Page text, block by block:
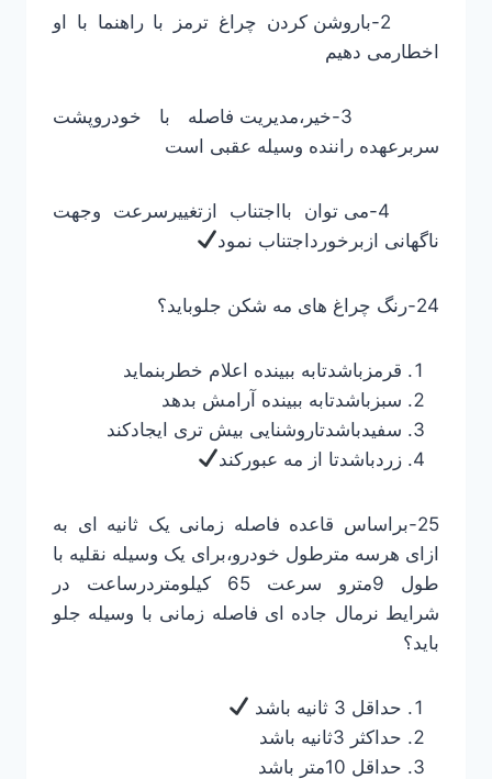
2-باروشن کردن چراغ ترمز با راهنما با او
اخطارمی دهیم
3-خیر،مدیریت فاصله با خودروپشت
سربرعهده راننده وسیله عقبی است
4-می توان بااجتناب ازتغییرسرعت وجهت
ناگهانی ازبرخورداجتناب نمود
24-رنگ چراغ های مه شکن جلوباید؟
قرمزباشدتابه ببینده اعلام خطربنماید
سبزباشدتابه ببینده آرامش بدهد
سفیدباشدتاروشنایی بیش تری ایجادکند
زردباشدتا از مه عبورکند
25-براساس قاعده فاصله زمانی یک ثانیه ای به
ازای هرسه مترطول خودرو،برای یک وسیله نقلیه با
طول 9مترو سرعت 65 کیلومتردرساعت در
شرایط نرمال جاده ای فاصله زمانی با وسیله جلو
باید؟
حداقل 3 ثانیه باشد
حداکثر 3ثانیه باشد
حداقل 10متر باشد